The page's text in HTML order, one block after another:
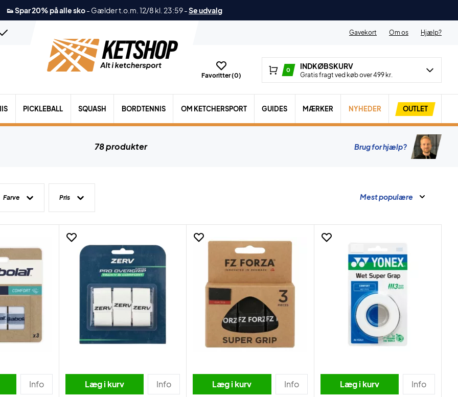
👟 Spar 20% på alle sko- Gælder t.o.m. 12/8 kl. 23:59-Se udvalg
Gavekort Om os Hjælp?
Favoritter (0)
0 INDKØBSKURV
Gratis fragt ved køb over 499 kr.
PICKLEBALL SQUASH BORDTENNIS OM KETCHERSPORT GUIDES MÆRKER NYHEDER OUTLET
78 produkter Brug for hjælp?
Farve Pris Mest populære
Info Læg i kurv Info Læg i kurv Info Læg i kurv Info